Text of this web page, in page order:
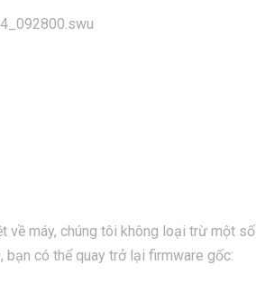
về máy, chúng tôi không loại trừ một
bạn có thể quay trở lại firmware gốc: